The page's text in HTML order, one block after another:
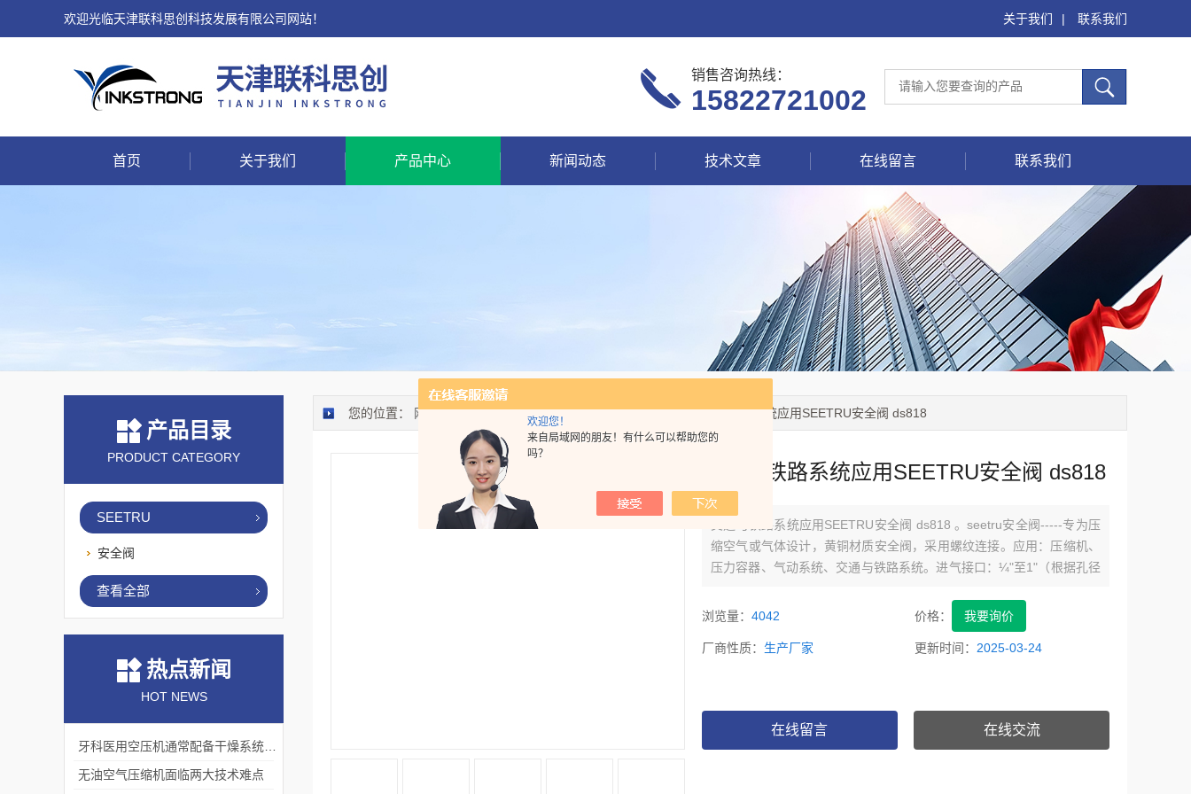
欢迎您！
来自局域网的朋友！有什么可以帮助您的
吗？
欢迎光临天津联科思创科技发展有限公司网站！ 关于我们 | 联系我们
销售咨询热线：
15822721002
首页 关于我们 产品中心 新闻动态 技术文章 在线留言 联系我们
您的位置： 网站首页>产品中心>SEETRU>安全阀> ds811交通与铁路系统应用SEETRU安全阀 ds818
交通与铁路系统应用SEETRU安全阀 ds818
交通与铁路系统应用SEETRU安全阀 ds818 。seetru安全阀-----专为压
缩空气或气体设计，黄铜材质安全阀，采用螺纹连接。应用：压缩机、
压力容器、气动系统、交通与铁路系统。进气接口：¼"至1"（根据孔径
范围：0.48至50.9bar（根据孔径大小而定）
浏览量： 4042 价格： 我要询价
厂商性质： 生产厂家 更新时间： 2025-03-24
在线留言 在线交流
产品目录
PRODUCT CATEGORY
SEETRU
安全阀
查看全部
热点新闻
HOT NEWS
无油空气压缩机面临两大技术难点